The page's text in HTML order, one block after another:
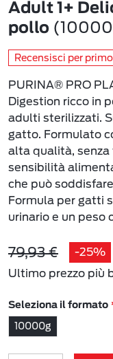
Adult 1+
pollo
Recensisci per
PURINA® PRO
Digestion ricco in
adulti sterilizzati.
gatto. Formulato
alta qualità,
sensibilità
che può
Formula per gatti
urinario e un peso
79,93 € -25%
Ultimo prezzo più
Seleziona il formato
10000g